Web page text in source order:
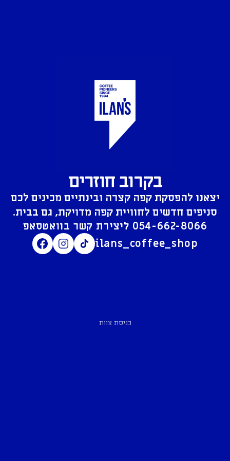
בקרוב חוזרים
יצאנו להפסקת קפה קצרה ובינתיים מכינים לכם
סניפים חדשים לחוויית קפה מדויקת, גם בבית.
054-662-8066
ilans_coffee_shop
כניסת צוות